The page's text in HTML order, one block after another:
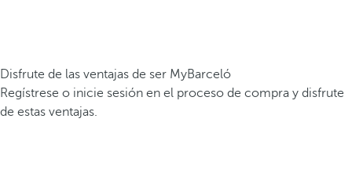
Disfrute de las ventajas de ser MyBarceló
Regístrese o inicie sesión en el proceso de compra y disfrute
de estas ventajas.